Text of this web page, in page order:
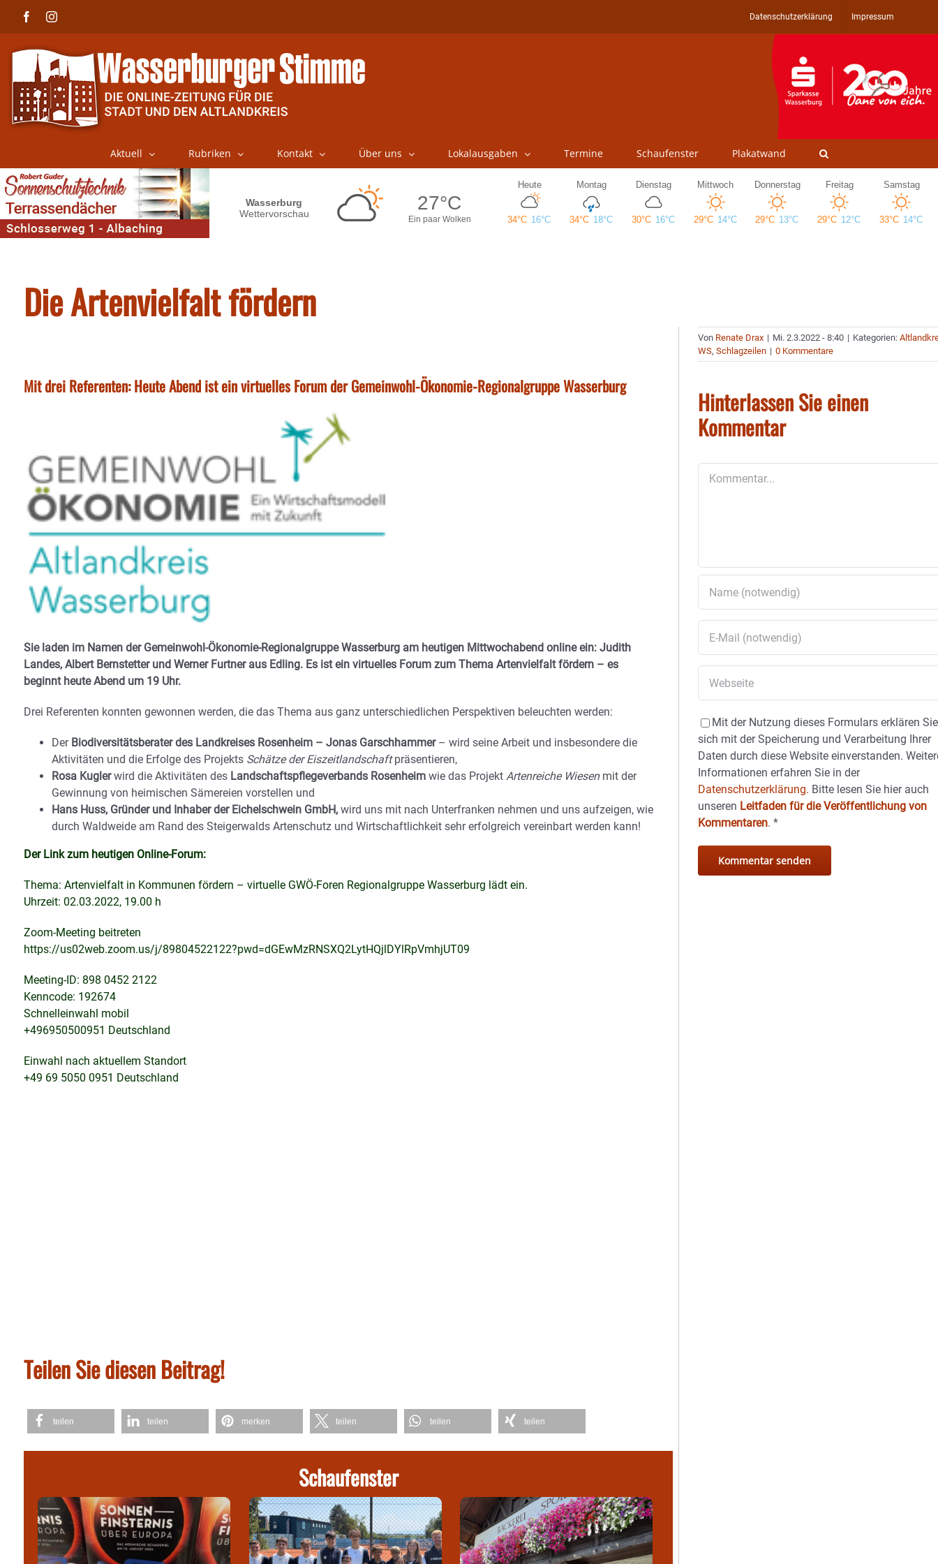
FacebookInstagram Datenschutzerklärung Impressum
Aktuell Rubriken Kontakt Über uns Lokalausgaben Termine Schaufenster Plakatwand
Die Artenvielfalt fördern
Mit drei Referenten: Heute Abend ist ein virtuelles Forum der Gemeinwohl-Ökonomie-Regionalgruppe Wasserburg
Sie laden im Namen der Gemeinwohl-Ökonomie-Regionalgruppe Wasserburg am heutigen Mittwochabend online ein: Judith
Landes, Albert Bernstetter und Werner Furtner aus Edling. Es ist ein virtuelles Forum zum Thema Artenvielfalt fördern – es
beginnt heute Abend um 19 Uhr.
Drei Referenten konnten gewonnen werden, die das Thema aus ganz unterschiedlichen Perspektiven beleuchten werden:
Der Biodiversitätsberater des Landkreises Rosenheim – Jonas Garschhammer– wird seine Arbeit und insbesondere die
Aktivitäten und die Erfolge des Projekts Schätze der Eiszeitlandschaftpräsentieren,
Rosa Kuglerwird die Aktivitäten des Landschaftspflegeverbands Rosenheim wie das Projekt Artenreiche Wiesenmit der
Gewinnung von heimischen Sämereien vorstellen und
Hans Huss, Gründer und Inhaber der Eichelschwein GmbH, wird uns mit nach Unterfranken nehmen und uns aufzeigen, wie
durch Waldweide am Rand des Steigerwalds Artenschutz und Wirtschaftlichkeit sehr erfolgreich vereinbart werden kann!
Der Link zum heutigen Online-Forum:
Thema: Artenvielfalt in Kommunen fördern – virtuelle GWÖ-Foren Regionalgruppe Wasserburg lädt ein.
Uhrzeit: 02.03.2022, 19.00 h
Zoom-Meeting beitreten
https://us02web.zoom.us/j/89804522122?pwd=dGEwMzRNSXQ2LytHQjlDYlRpVmhjUT09
Meeting-ID: 898 0452 2122
Kenncode: 192674
Schnelleinwahl mobil
+496950500951 Deutschland
Einwahl nach aktuellem Standort
+49 69 5050 0951 Deutschland
Teilen Sie diesen Beitrag!
teilen teilen merken teilen teilen teilen
Schaufenster
Von Renate Drax | Mi. 2.3.2022 - 8:40 | Kategorien:
WS,Schlagzeilen | 0 Kommentare
Hinterlassen Sie einen
Kommentar
Mit der Nutzung dieses Formulars erklären Sie
sich mit der Speicherung und Verarbeitung Ihrer
Daten durch diese Website einverstanden.
Informationen erfahren Sie in der
Datenschutzerklärung. Bitte lesen Sie hier auch
unseren Leitfaden für die Veröffentlichung von
Kommentaren.*